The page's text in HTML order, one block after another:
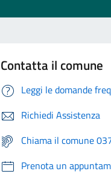
Contatta il comune
Leggi le domande
Richiedi Assistenza
Chiama il comune
Prenota un